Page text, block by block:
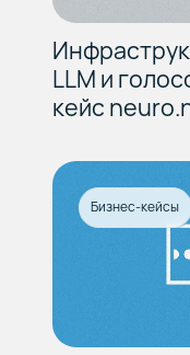
LLM и
кейс
Бизнес-кейсы